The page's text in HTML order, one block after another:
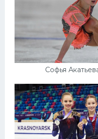
Софья